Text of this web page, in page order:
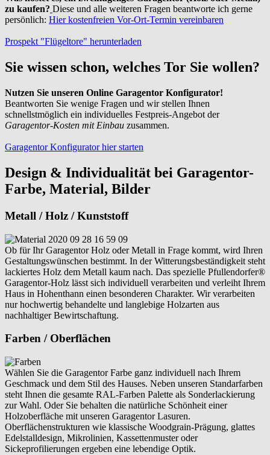
zu kaufen? Diese und alle weiteren Fragen beantworte ich gerne
persönlich: Hier kostenfreien Vor-Ort-Termin vereinbaren
Prospekt "Flügeltore" herunterladen
Sie wissen schon, welches Tor Sie wollen?
Nutzen Sie unseren Online Garagentor Konfigurator!
Beantworten Sie wenige Fragen und wir stellen Ihnen
schnellstmöglich ein individuelles Festpreis-Angebot der
Garagentor-Kosten mit Einbau zusammen.
Garagentor Konfigurator hier starten
Design & Individualität bei Garagentor-
Farbe, Material, Bilder
Metall / Holz / Kunststoff
Ob für Ihr Garagentor Holz oder Metall in Frage kommt, wird Ihren
Gestaltungswünschen bestimmt. In der Witterungsbeständigkeit steht
lackiertes Holz dem Metall kaum nach. Das spezielle Pfullendorfer®
Garagentor-Holz lässt sich individuell verarbeiten und verleiht Ihrem
Haus in Hohenthann einen besonderen Charakter. Wir verarbeiten
nur hochwertig behandelte und langlebige Holzarten aus
nachhaltiger Bewirtschaftung.
Farben / Oberflächen
Wählen Sie die Garagentor Farbe ganz individuell nach Ihrem
Geschmack und dem Stil des Hauses. Neben unseren Standarfarben
steht Ihnen die gesamte RAL-Farben Palette als Sonderlackierung
zur Wahl. Oder Sie behalten die natürliche Schönheit einer
Holzoberfläche mit unseren Garagentor Lasuren.
Oberflächenstrukturen wie klassische Woodgrain-Prägung, glattes
Edelstalldesign, Mikrolinien, Kassettenmuster oder
Sickeprofilierungen ergeben eine lebendige Optik.